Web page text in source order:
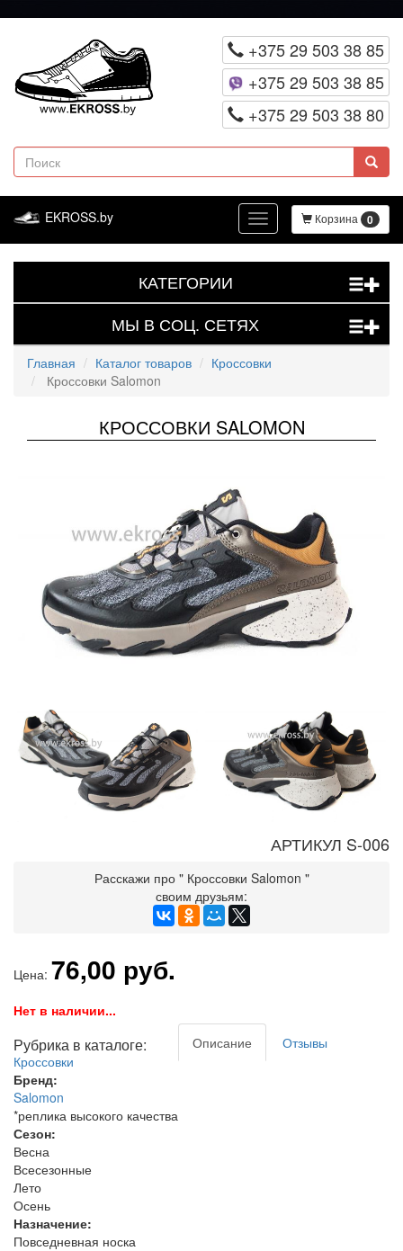
основному
содержанию
+375 29 503 38 85
+375 29 503 38 85
+375 29 503 38 80
EKROSS.by
Корзина 0
Toggle
navigation
+
КАТЕГОРИИ
+
МЫ В СОЦ. СЕТЯХ
Главная Каталог товаров
Кроссовки
Кроссовки Salomon
КРОССОВКИ SALOMON
АРТИКУЛ S-006
Расскажи про " Кроссовки Salomon "
своим друзьям:
Цена: 76,00 руб.
Нет в наличии...
Рубрика в каталоге:
Кроссовки
Бренд:
Salomon
*реплика высокого качества
Сезон:
Весна
Всесезонные
Лето
Осень
Назначение:
Повседневная носка
Описание Отзывы